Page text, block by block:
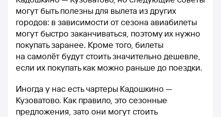
могут быть полезны для вылета из других
городов: в зависимости от сезона авиабилеты
могут быстро заканчиваться, поэтому их нужно
покупать заранее. Кроме того, билеты
на самолёт будут стоить значительно дешевле,
если их покупать как можно раньше до поездки.
Иногда у нас есть чартеры Кадошкино —
Кузоватово. Как правило, это сезонные
предложения, зато они могут стоить